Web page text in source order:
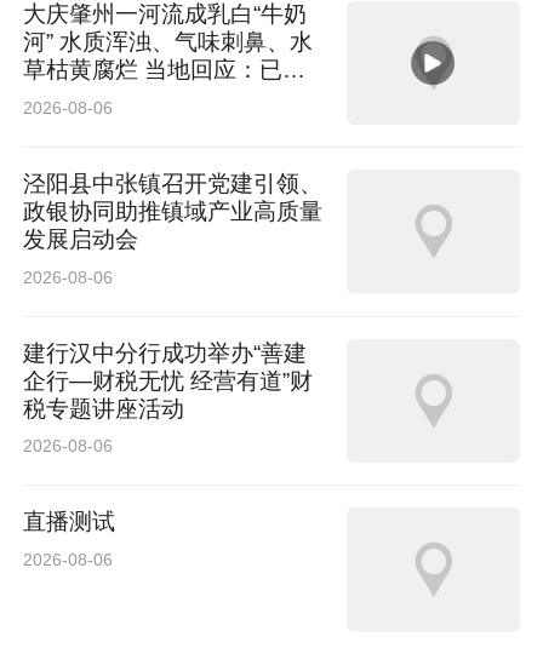
大庆肇州一河流成乳白“牛奶
河” 水质浑浊、气味刺鼻、水
草枯黄腐烂 当地回应：已介
入排查
2026-08-06
泾阳县中张镇召开党建引领、
政银协同助推镇域产业高质量
发展启动会
2026-08-06
建行汉中分行成功举办“善建
企行—财税无忧 经营有道”财
税专题讲座活动
2026-08-06
直播测试
2026-08-06